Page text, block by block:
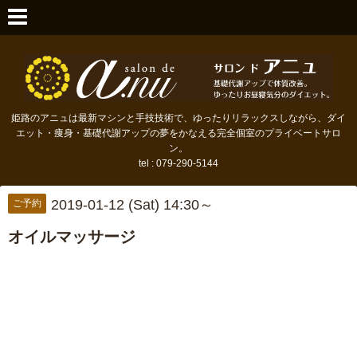
姫路のアニュは最新マシンと手技技術で、ゆったりリラックスしながら、ダイ
エット・痩身・基礎代謝アップの夢をかなえる完全個室のプライベートサロ
ン。
tel : 079-290-5144
ご予約 2019-01-12 (Sat) 14:30～
オイルマッサージ